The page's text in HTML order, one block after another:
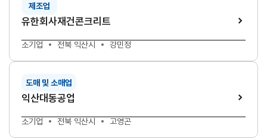
제조업
유한회사재건콘크리트
소기업 전북 익산시 강민정
도매 및 소매업
익산대동공업
소기업 전북 익산시 고영곤